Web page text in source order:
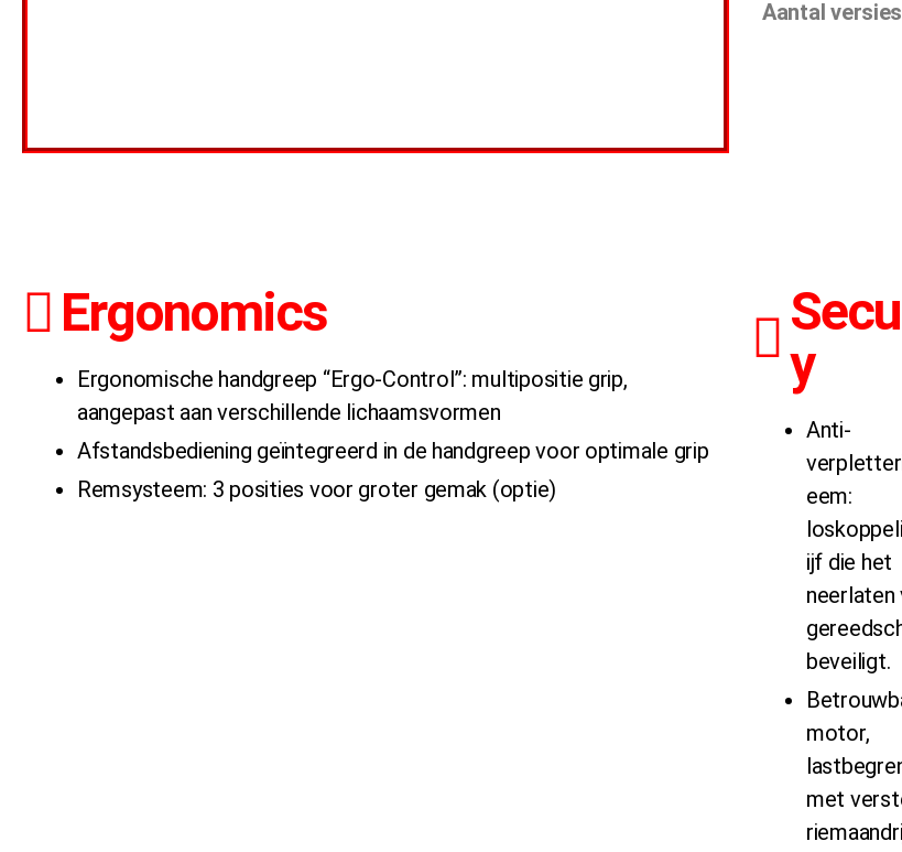
Aantal
Ergonomics
Ergonomische handgreep “Ergo-Control”: multipositie grip,
aangepast aan verschillende lichaamsvormen
Afstandsbediening geïntegreerd in de handgreep voor optimale grip
Remsysteem: 3 posities voor groter gemak (optie)
y
Anti-
eem:
ijf die het
neerlaten
beveiligt.
motor,
met